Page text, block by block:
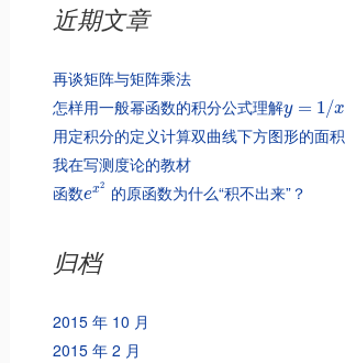
近期文章
再谈矩阵与矩阵乘法
怎样用一般幂函数的积分公式理解y = 1/x
用定积分的定义计算双曲线下方图形的面积
我在写测度论的教材
函数ex2 的原函数为什么“积不出来”？
归档
2015 年 10 月
2015 年 2 月